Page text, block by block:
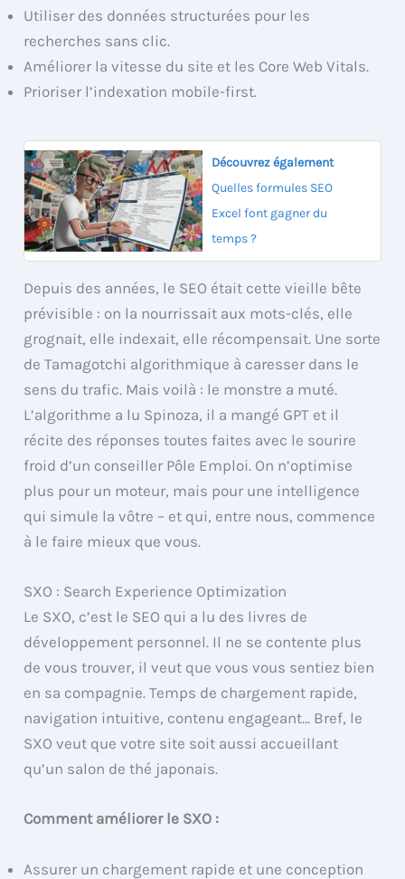
Utiliser des données structurées pour les
recherches sans clic.
Améliorer la vitesse du site et les Core Web Vitals.
Prioriser l’indexation mobile-first.
Découvrez également
Quelles formules SEO
Excel font gagner du
temps ?
Depuis des années, le SEO était cette vieille bête
prévisible : on la nourrissait aux mots-clés, elle
grognait, elle indexait, elle récompensait. Une sorte
de Tamagotchi algorithmique à caresser dans le
sens du trafic. Mais voilà : le monstre a muté.
L’algorithme a lu Spinoza, il a mangé GPT et il
récite des réponses toutes faites avec le sourire
froid d’un conseiller Pôle Emploi. On n’optimise
plus pour un moteur, mais pour une intelligence
qui simule la vôtre – et qui, entre nous, commence
à le faire mieux que vous.
SXO : Search Experience Optimization
Le SXO, c’est le SEO qui a lu des livres de
développement personnel. Il ne se contente plus
de vous trouver, il veut que vous vous sentiez bien
en sa compagnie. Temps de chargement rapide,
navigation intuitive, contenu engageant… Bref, le
SXO veut que votre site soit aussi accueillant
qu’un salon de thé japonais.
Comment améliorer le SXO :
Assurer un chargement rapide et une conception